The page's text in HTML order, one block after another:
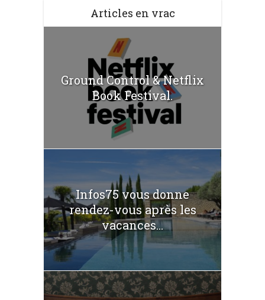
Articles en vrac
Ground Control & Netflix
Book Festival.
Infos75 vous donne
rendez-vous après les
vacances...